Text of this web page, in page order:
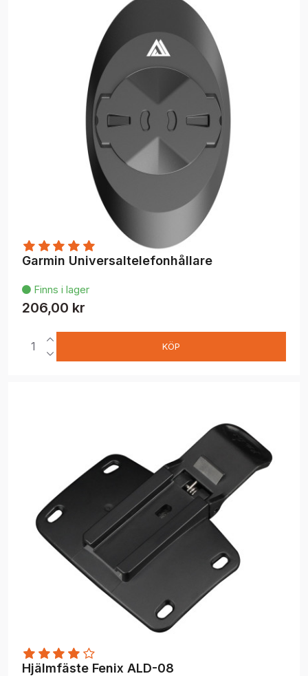
 Finns i lager
Garmin Universaltelefonhållare
206,00 kr
KÖP
Hjälmfäste Fenix ALD-08